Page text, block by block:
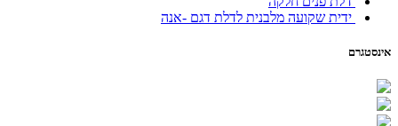
ידית שקועה מלבנית לדלת דגם -אנה
אינסטגרם